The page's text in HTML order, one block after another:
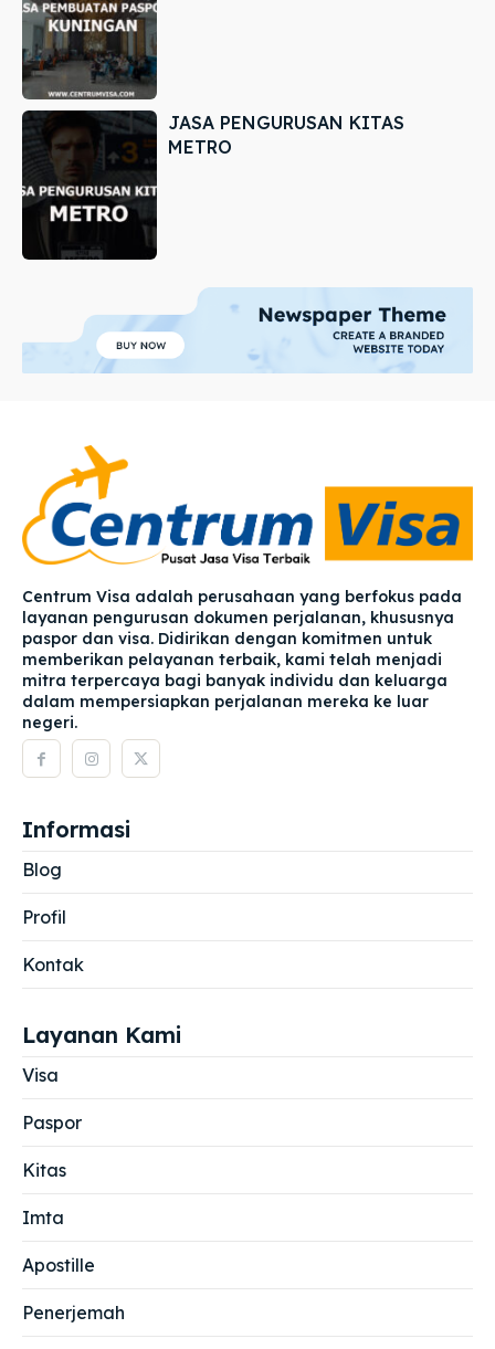
JASA PENGURUSAN KITAS
METRO
Centrum Visa adalah perusahaan yang berfokus pada
layanan pengurusan dokumen perjalanan, khususnya
paspor dan visa. Didirikan dengan komitmen untuk
memberikan pelayanan terbaik, kami telah menjadi
mitra terpercaya bagi banyak individu dan keluarga
dalam mempersiapkan perjalanan mereka ke luar
negeri.
Informasi
Blog
Profil
Kontak
Layanan Kami
Visa
Paspor
Kitas
Imta
Apostille
Penerjemah